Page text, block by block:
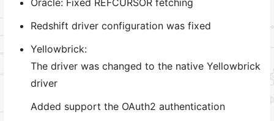
Oracle: Fixed REFCURSOR fetching
Redshift driver configuration was fixed
Yellowbrick:
The driver was changed to the native Yellowbrick
driver
Added support the OAuth2 authentication